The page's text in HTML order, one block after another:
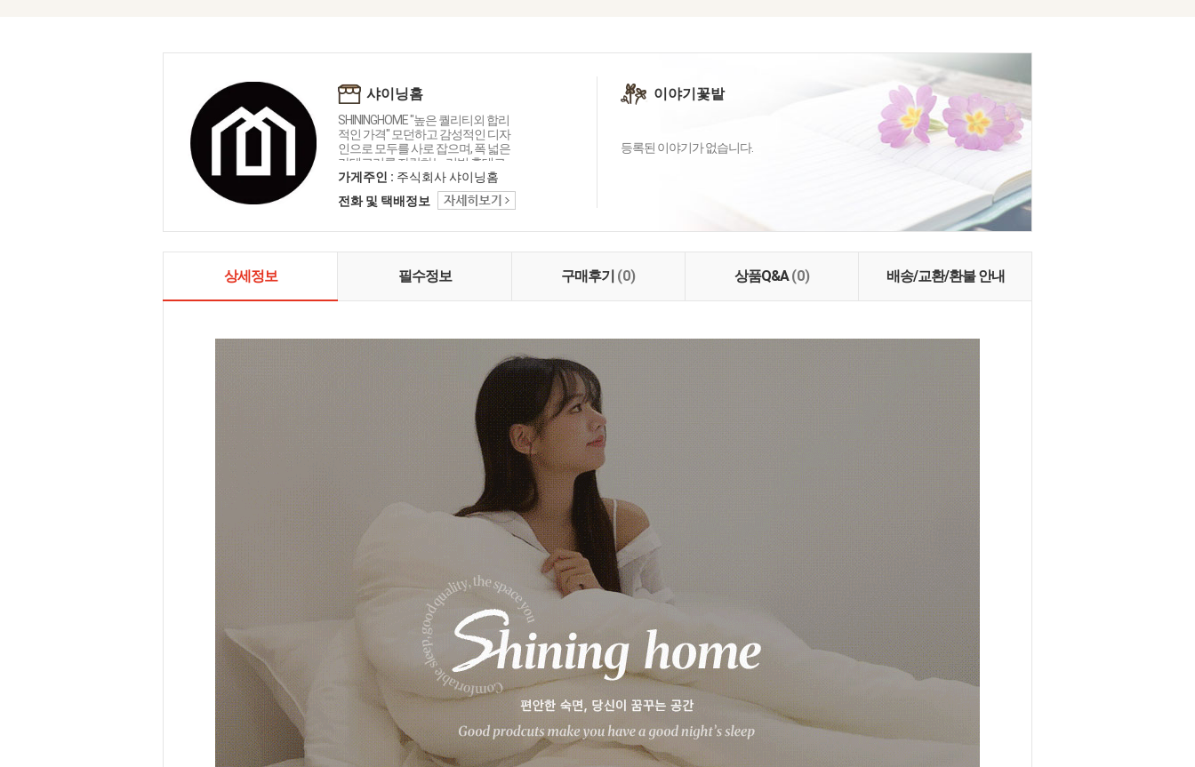
샤이닝홈
SHININGHOME "높은 퀄리티외 합리
적인 가격" 모던하고 감성적인 디자
인으로 모두를 사로 잡으며, 폭 넓은
카테고리를 자랑하는 리빙 홈데코
인테리어 샤이닝홈입니다.
가게주인 : 주식회사 샤이닝홈
전화 및 택배정보
이야기꽃밭
등록된 이야기가 없습니다.
상세정보 필수정보 구매후기 (0) 상품Q&A(0) 배송/교환/환불 안내